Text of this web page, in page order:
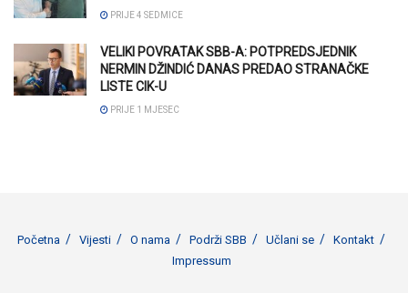
PRIJE 4 SEDMICE
VELIKI POVRATAK SBB-A: POTPREDSJEDNIK
NERMIN DŽINDIĆ DANAS PREDAO STRANAČKE
LISTE CIK-U
PRIJE 1 MJESEC
Početna Vijesti O nama Podrži SBB Učlani se
Kontakt
Impressum